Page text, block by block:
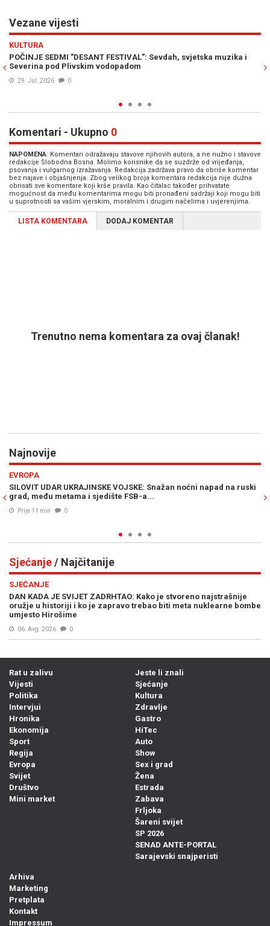
Vezane vijesti
KULTURA
POČINJE SEDMI "DESANT FESTIVAL": Sevdah, svjetska muzika i
Severina pod Plivskim vodopadom
29. Jul. 2026 0
Komentari - Ukupno 0
NAPOMENA: Komentari odražavaju stavove njihovih autora, a ne nužno i stavove
redakcije Slobodna Bosna. Molimo korisnike da se suzdrže od vrijeđanja,
psovanja i vulgarnog izražavanja. Redakcija zadržava pravo da obriše komentar
bez najave i objašnjenja. Zbog velikog broja komentara redakcija nije dužna
obrisati sve komentare koji krše pravila. Kao čitalac također prihvatate
mogućnost da među komentarima mogu biti pronađeni sadržaji koji mogu biti
u suprotnosti sa vašim vjerskim, moralnim i drugim načelima i uvjerenjima.
LISTA KOMENTARA DODAJ KOMENTAR
Trenutno nema komentara za ovaj članak!
Najnovije
EVROPA
SILOVIT UDAR UKRAJINSKE VOJSKE: Snažan noćni napad na ruski
grad, među metama i sjedište FSB-a...
Prije 11 min 0
Sjećanje/ Najčitanije
SJEĆANJE
DAN KADA JE SVIJET ZADRHTAO: Kako je stvoreno najstrašnije
oružje u historiji i ko je zapravo trebao biti meta nuklearne bombe
umjesto Hirošime
06. Avg. 2026 0
Rat u zalivu
Vijesti
Politika
Intervjui
Hronika
Ekonomija
Sport
Regija
Evropa
Svijet
Društvo
Mini market
Jeste li znali
Sjećanje
Kultura
Zdravlje
Gastro
HiTec
Auto
Show
Sex i grad
Žena
Estrada
Zabava
Frljoka
Šareni svijet
SP 2026
SENAD ANTE-PORTAL
Sarajevski snajperisti
Arhiva
Marketing
Pretplata
Kontakt
Impressum